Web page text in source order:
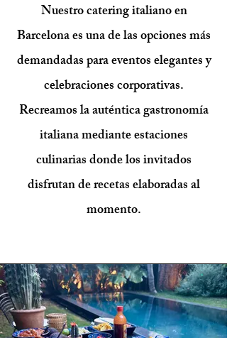
Nuestro catering italiano en
Barcelona es una de las opciones más
demandadas para eventos elegantes y
celebraciones corporativas.
Recreamos la auténtica gastronomía
italiana mediante estaciones
culinarias donde los invitados
disfrutan de recetas elaboradas al
momento.